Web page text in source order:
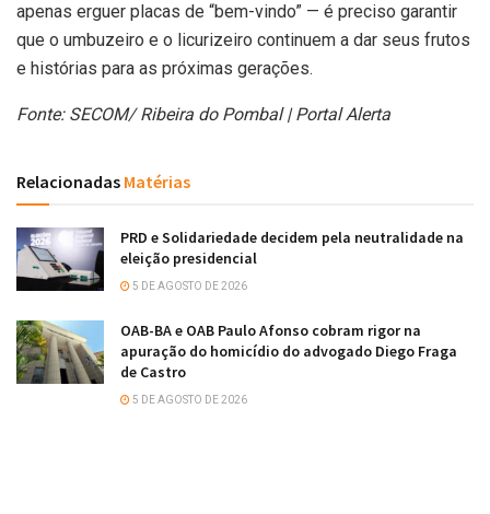
apenas erguer placas de “bem-vindo” — é preciso garantir
que o umbuzeiro e o licurizeiro continuem a dar seus frutos
e histórias para as próximas gerações.
Fonte: SECOM/ Ribeira do Pombal | Portal Alerta
Relacionadas Matérias
PRD e Solidariedade decidem pela neutralidade na
eleição presidencial
5 DE AGOSTO DE 2026
OAB-BA e OAB Paulo Afonso cobram rigor na
apuração do homicídio do advogado Diego Fraga
de Castro
5 DE AGOSTO DE 2026